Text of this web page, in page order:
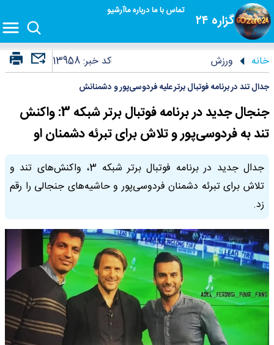
گزاره ۲۴
تماس با مادرباره ماآرشیو
خانه ورزش کد خبر:13958
جدال تند در برنامه فوتبال برتر علیه فردوسی‌پور و دشمنانش
جنجال جدید در برنامه فوتبال برتر شبکه 3: واکنش
تند به فردوسی‌پور و تلاش برای تبرئه دشمنان او
جدال جدید در برنامه فوتبال برتر شبکه 3، واکنش‌های تند و
تلاش برای تبرئه دشمنان فردوسی‌پور و حاشیه‌های جنجالی را رقم
زد.